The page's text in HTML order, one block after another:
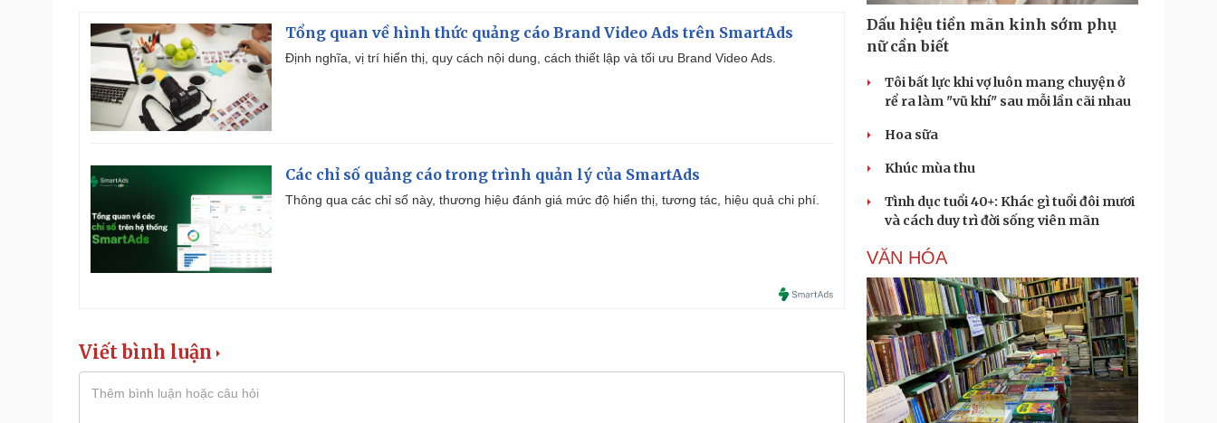
Tổng quan về hình thức quảng cáo Brand Video Ads trên SmartAds
Định nghĩa, vị trí hiển thị, quy cách nội dung, cách thiết lập và tối ưu Brand Video Ads.
Các chỉ số quảng cáo trong trình quản lý của SmartAds
Thông qua các chỉ số này, thương hiệu đánh giá mức độ hiển thị, tương tác, hiệu quả chi phí.
Viết bình luận
Dấu hiệu tiền mãn kinh sớm phụ
nữ cần biết
Tôi bất lực khi vợ luôn mang chuyện ở
rể ra làm "vũ khí" sau mỗi lần cãi nhau
Hoa sữa
Khúc mùa thu
Tình dục tuổi 40+: Khác gì tuổi đôi mươi
và cách duy trì đời sống viên mãn
VĂN HÓA